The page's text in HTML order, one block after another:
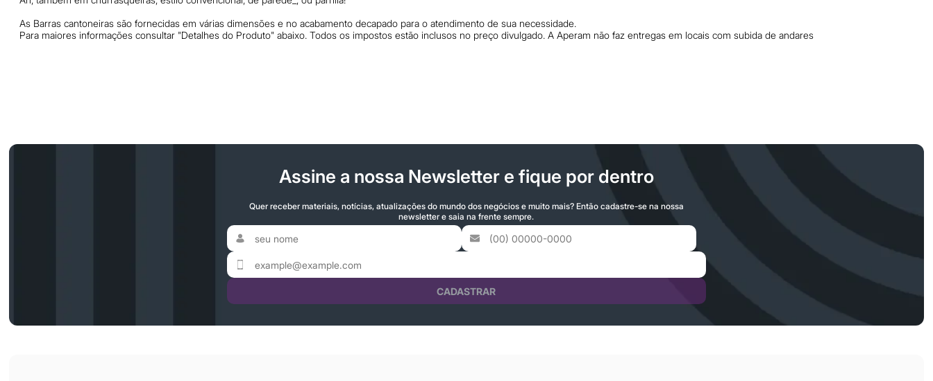
As Barras cantoneiras são fornecidas em várias dimensões e no acabamento decapado para o atendimento de sua necessidade.
Para maiores informações consultar "Detalhes do Produto" abaixo. Todos os impostos estão inclusos no preço divulgado. A Aperam não faz entregas em locais com subida de andares
Assine a nossa Newsletter e fique por dentro
Quer receber materiais, notícias, atualizações do mundo dos negócios e muito mais? Então cadastre-se na nossa
newsletter e saia na frente sempre.
CADASTRAR